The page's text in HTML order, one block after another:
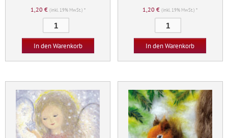
1,20 € (inkl. 19% MwSt.) *
Menge
In den Warenkorb
1,20€ (inkl. 19% MwSt.) *
Menge
In den Warenkorb